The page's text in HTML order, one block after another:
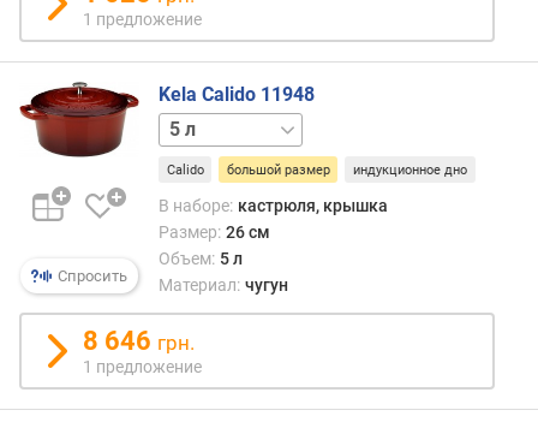
к
(
м
м
)
в
е
с
)
1 предложение
Спросить
Kela Calido 11948
2.5 л
Calido большой размер индукционное дно
В наборе: кастрюля, крышка
Размер: 26 см
Объем: 5 л
Материал: чугун
8 646 грн.
1 предложение